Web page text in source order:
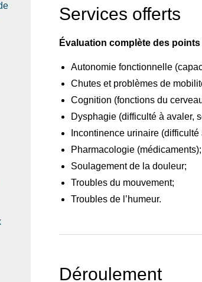
Services offerts
Évaluation complète des
Autonomie fonctionnelle
Chutes et problèmes de
Cognition (fonctions du
Dysphagie (difficulté à avaler,
Incontinence urinaire
Pharmacologie (médicaments);
Soulagement de la douleur;
Troubles du mouvement;
Troubles de l’humeur.
Déroulement